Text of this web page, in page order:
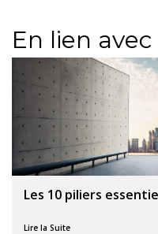
En lien
Les 10 piliers
Lire la Suite